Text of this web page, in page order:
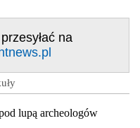
na
lupą archeologów